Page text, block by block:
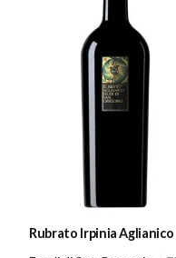
Rubrato Irpinia Aglianico